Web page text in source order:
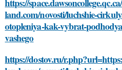
https://
land.com/novosti/luchshie-
otopleniya-kak-vybrat-
vashego
https://dostov.ru/